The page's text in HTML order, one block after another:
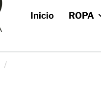
Inicio ROPA